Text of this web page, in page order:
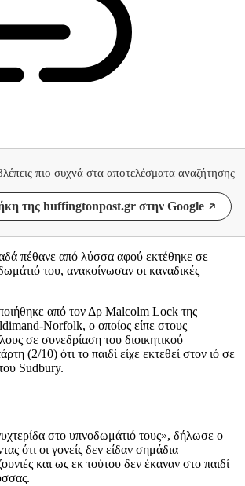
πιο συχνά στα αποτελέσματα αναζήτησης
της huffingtonpost.gr στην Google
πέθανε από λύσσα αφού εκτέθηκε σε
του, ανακοίνωσαν οι καναδικές
από τον Δρ Malcolm Lock της
Norfolk, ο οποίος είπε στους
σε συνεδρίαση του διοικητικού
(2/10) ότι το παιδί είχε εκτεθεί στον ιό σε
Sudbury.
στο υπνοδωμάτιό τους», δήλωσε ο
ότι οι γονείς δεν είδαν σημάδια
και ως εκ τούτου δεν έκαναν στο παιδί